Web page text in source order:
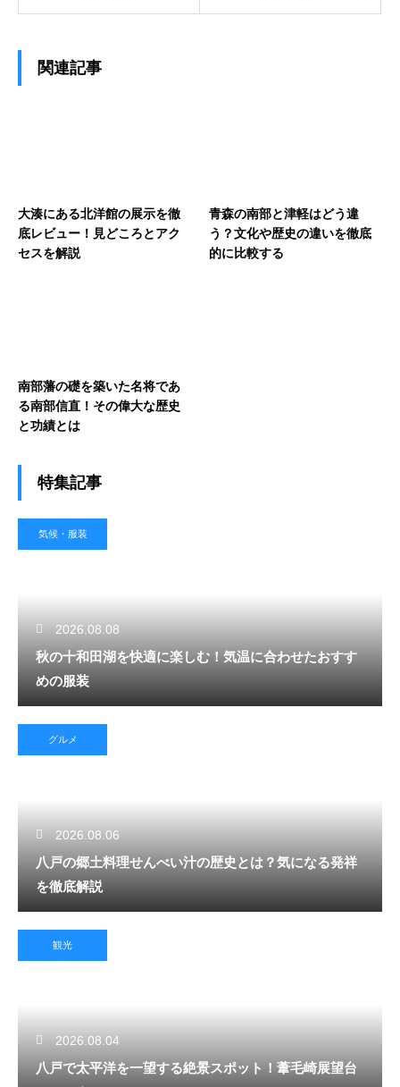
関連記事
大湊にある北洋館の展示を徹
底レビュー！見どころとアク
セスを解説
青森の南部と津軽はどう違
う？文化や歴史の違いを徹底
的に比較する
南部藩の礎を築いた名将であ
る南部信直！その偉大な歴史
と功績とは
特集記事
気候・服装
2026.08.08
秋の十和田湖を快適に楽しむ！気温に合わせたおすす
めの服装
グルメ
2026.08.06
八戸の郷土料理せんべい汁の歴史とは？気になる発祥
を徹底解説
観光
2026.08.04
八戸で太平洋を一望する絶景スポット！葦毛崎展望台